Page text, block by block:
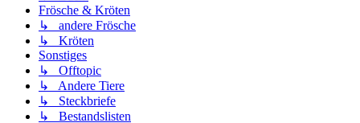
Frösche & Kröten
↳ andere Frösche
↳ Kröten
Sonstiges
↳ Offtopic
↳ Andere Tiere
↳ Steckbriefe
↳ Bestandslisten